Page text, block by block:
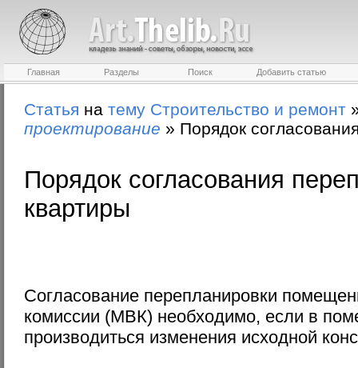
Главная Разделы Поиск Добавить статью
Статья на тему Строительство и ремонт
проектирование » Порядок
Порядок согласования
квартиры
Согласование перепланировки
комиссии (МВК) необходимо, если в
производиться изменения исходной